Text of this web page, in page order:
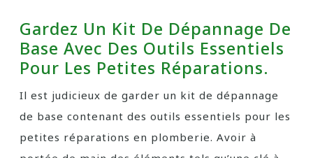
Gardez Un Kit De Dépannage De
Base Avec Des Outils Essentiels
Pour Les Petites Réparations.
Il est judicieux de garder un kit de dépannage
de base contenant des outils essentiels pour les
petites réparations en plomberie. Avoir à